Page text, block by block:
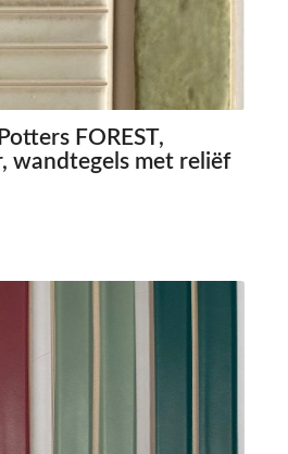
FOREST,
wandtegels met reliëf